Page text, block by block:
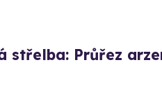
střelba: Průřez